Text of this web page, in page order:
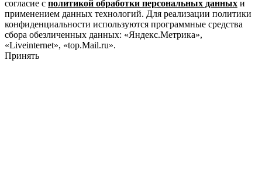
согласие с политикой обработки персональных данных и
применением данных технологий. Для реализации политики
конфиденциальности используются программные средства
сбора обезличенных данных: «Яндекс.Метрика»,
«Liveinternet», «top.Mail.ru».
Принять